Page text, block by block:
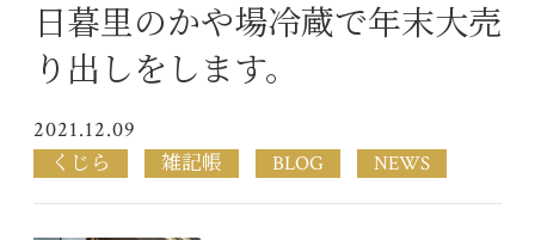
日暮里のかや場冷蔵で年末大売
り出しをします。
2021.12.09
くじら 雑記帳 BLOG NEWS